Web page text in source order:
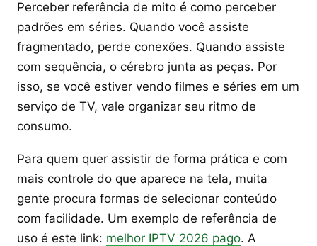
Perceber referência de mito é como perceber
padrões em séries. Quando você assiste
fragmentado, perde conexões. Quando assiste
com sequência, o cérebro junta as peças. Por
isso, se você estiver vendo filmes e séries em um
serviço de TV, vale organizar seu ritmo de
consumo.
Para quem quer assistir de forma prática e com
mais controle do que aparece na tela, muita
gente procura formas de selecionar conteúdo
com facilidade. Um exemplo de referência de
uso é este link: melhor IPTV 2026 pago. A